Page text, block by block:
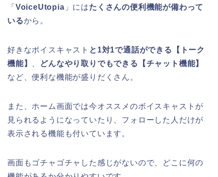
「 VoiceUtopia 」にはたくさんの便利機能が備わって
いるから。
好きなボイスキャスト と1対1で通話ができる【トーク
機能】
どんなやり取りでもできる【チャット機能】
など、便利な機能が盛りだくさん。
また、ホーム画面では今オススメのボイスキャストが
見られるようになっていたり、フォローした人だけが
表示される機能も付いています。
画面もゴチャゴチャした感じがないので、どこに何の